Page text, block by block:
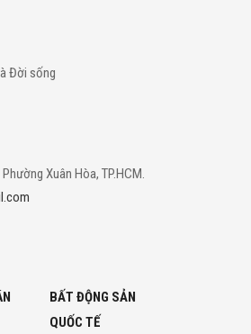
Đời sống
Xuân Hòa, TP.HCM.
BẤT ĐỘNG SẢN
QUỐC TẾ